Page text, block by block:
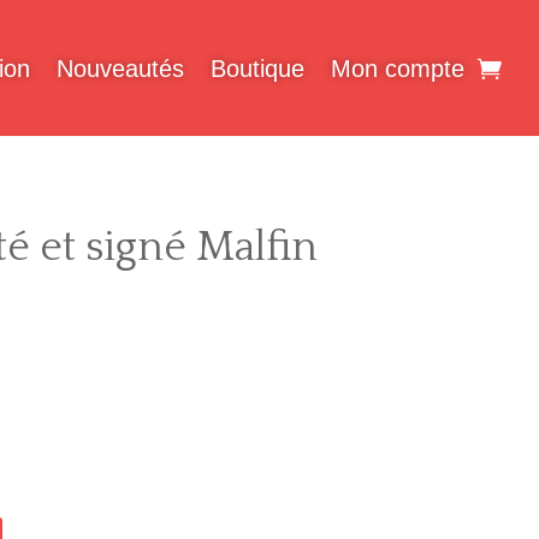
Nouveautés Boutique Mon compte
et signé Malfin